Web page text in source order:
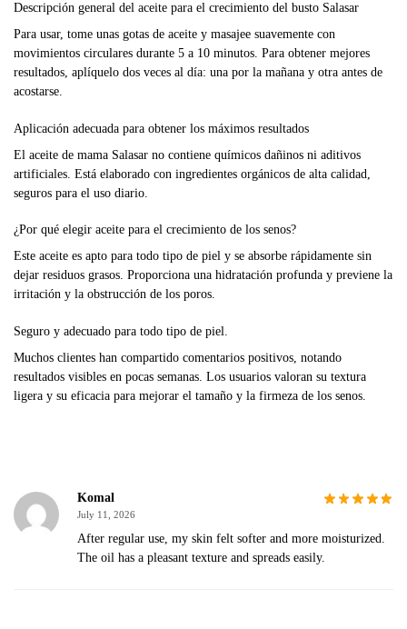
Descripción general del aceite para el crecimiento del busto Salasar
Para usar, tome unas gotas de aceite y masajee suavemente con
movimientos circulares durante 5 a 10 minutos. Para obtener mejores
resultados, aplíquelo dos veces al día: una por la mañana y otra antes de
acostarse.
Aplicación adecuada para obtener los máximos resultados
El aceite de mama Salasar no contiene químicos dañinos ni aditivos
artificiales. Está elaborado con ingredientes orgánicos de alta calidad,
seguros para el uso diario.
¿Por qué elegir aceite para el crecimiento de los senos?
Este aceite es apto para todo tipo de piel y se absorbe rápidamente sin
dejar residuos grasos. Proporciona una hidratación profunda y previene la
irritación y la obstrucción de los poros.
Seguro y adecuado para todo tipo de piel.
Muchos clientes han compartido comentarios positivos, notando
resultados visibles en pocas semanas. Los usuarios valoran su textura
ligera y su eficacia para mejorar el tamaño y la firmeza de los senos.
Komal
July 11, 2026
After regular use, my skin felt softer and more moisturized.
The oil has a pleasant texture and spreads easily.